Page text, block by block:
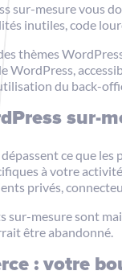
sur-mesure vous
inutiles, code
thèmes
WordPress,
du back-
sur-
ce que
à votre
privés,
sur-mesure sont
être abandonné.
: votre